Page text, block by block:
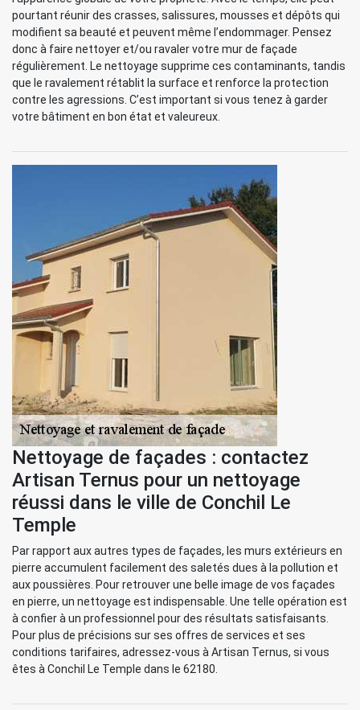
pourtant réunir des crasses, salissures, mousses et dépôts qui
modifient sa beauté et peuvent même l’endommager. Pensez
donc à faire nettoyer et/ou ravaler votre mur de façade
régulièrement. Le nettoyage supprime ces contaminants, tandis
que le ravalement rétablit la surface et renforce la protection
contre les agressions. C’est important si vous tenez à garder
votre bâtiment en bon état et valeureux.
Nettoyage de façades : contactez
Artisan Ternus pour un nettoyage
réussi dans le ville de Conchil Le
Temple
Par rapport aux autres types de façades, les murs extérieurs en
pierre accumulent facilement des saletés dues à la pollution et
aux poussières. Pour retrouver une belle image de vos façades
en pierre, un nettoyage est indispensable. Une telle opération est
à confier à un professionnel pour des résultats satisfaisants.
Pour plus de précisions sur ses offres de services et ses
conditions tarifaires, adressez-vous à Artisan Ternus, si vous
êtes à Conchil Le Temple dans le 62180.